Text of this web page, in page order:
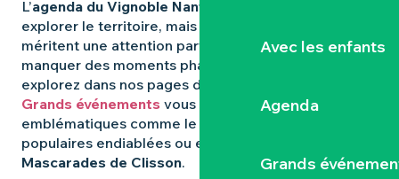
Avec les enfants
Agenda
Grands
L’agenda du Vignoble Nantais
explorer le territoire, mais certaines expériences
méritent une attention particulière. Pour ne rien
manquer des moments phares qui animent la région,
explorez dans nos pages dédiées : les
Grands événements vous révèlent les rendez-vous
emblématiques comme le
populaires endiablées ou encore les mystérieuses
Mascarades de Clisson.